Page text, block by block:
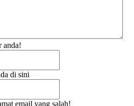
anda!
di sini
email yang salah!